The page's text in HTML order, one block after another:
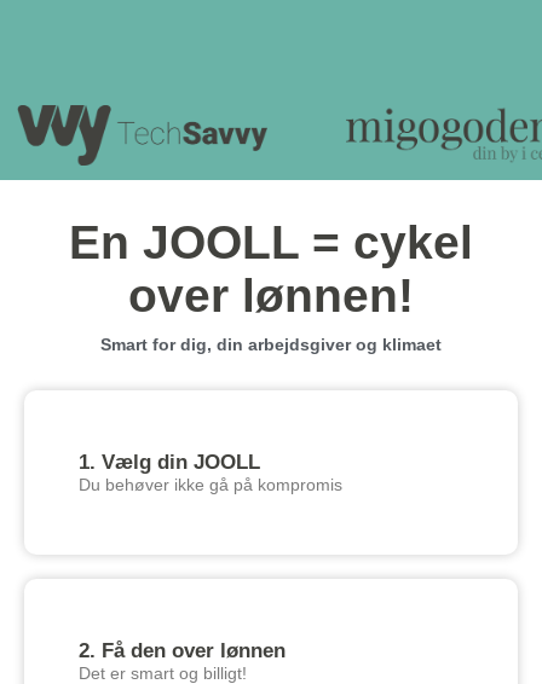
En JOOLL = cykel
over lønnen!
Smart for dig, din arbejdsgiver og klimaet
1. Vælg din JOOLL
Du behøver ikke gå på kompromis
2. Få den over lønnen
Det er smart og billigt!